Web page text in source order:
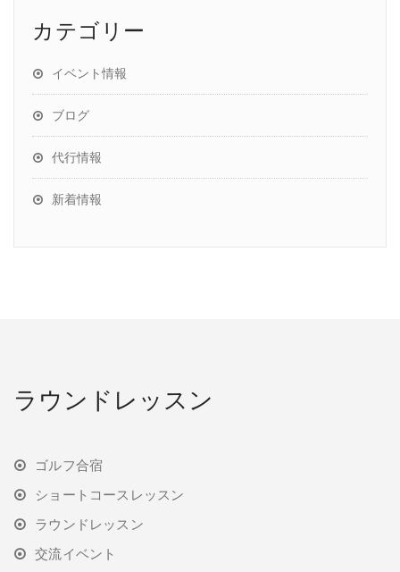
カテゴリー
イベント情報
ブログ
代行情報
新着情報
ラウンドレッスン
ゴルフ合宿
ショートコースレッスン
ラウンドレッスン
交流イベント